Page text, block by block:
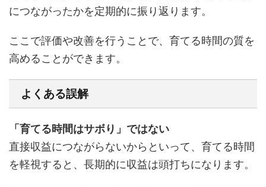
につながったかを定期的に振り返ります。
ここで評価や改善を行うことで、育てる時間の質を
高めることができます。
よくある誤解
「育てる時間はサボり」ではない
直接収益につながらないからといって、育てる時間
を軽視すると、長期的に収益は頭打ちになります。